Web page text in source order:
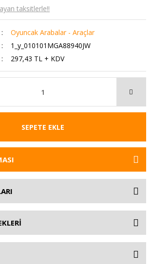
taksitlerle!!
Oyuncak Arabalar - Araçlar
1_y_010101MGA88940JW
297,43 TL + KDV
SEPETE EKLE